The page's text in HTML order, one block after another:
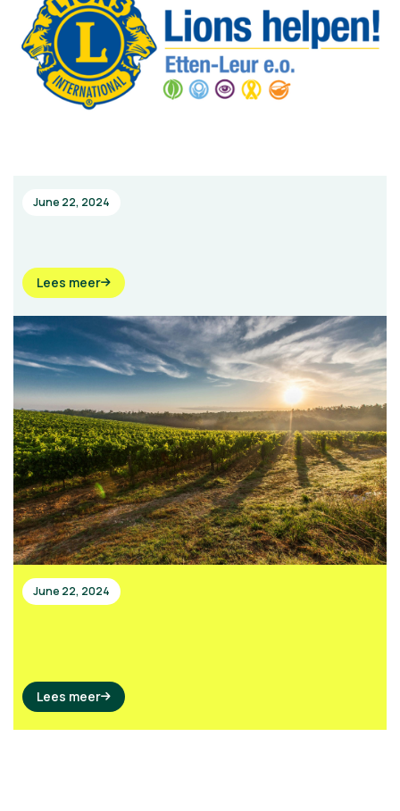
June 22, 2024
Lees meer
June 22, 2024
Lees meer